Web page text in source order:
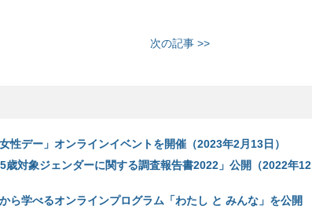
次の記事 >>
性デー」オンラインイベントを開催（2023年2月13日）
歳対象ジェンダーに関する調査報告書2022」公開（2022年12
ら学べるオンラインプログラム「わたし と みんな」を公開